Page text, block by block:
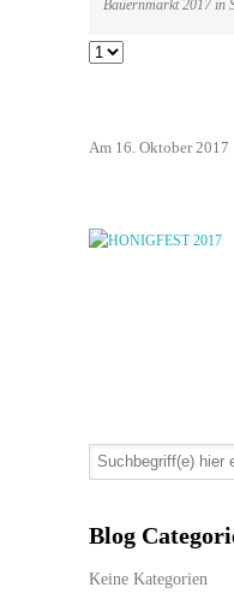
Bauernmarkt 2017 in
Am 16. Oktober 2017
Blog
Keine Kategorien